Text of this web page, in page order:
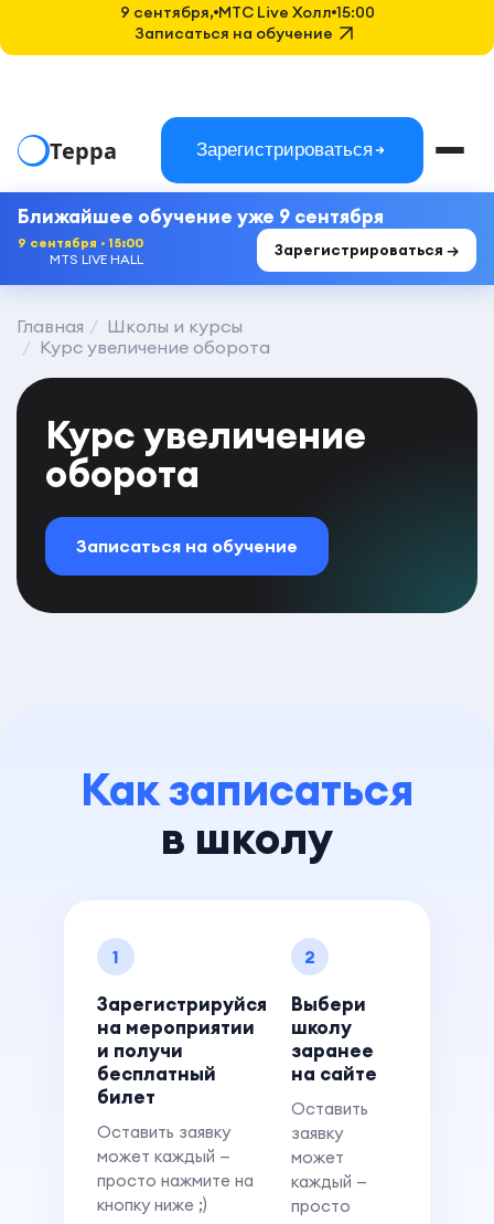
Терра Зарегистрироваться
Ближайшее обучение уже 9 сентября
9 сентября · 15:00
MTS LIVE HALL
Зарегистрироваться →
Главная
Школы и курсы
Курс увеличение оборота
Курс увеличение
оборота
Записаться на обучение
Как записаться
в школу
1
Зарегистрируйся
на мероприятии
и получи
бесплатный
билет
Оставить заявку
может каждый —
просто нажмите на
кнопку ниже ;)
2
Выбери
школу
заранее
на сайте
Оставить
заявку
может
каждый —
просто
9 сентября, MTC Live Холл 15:00
Записаться на обучение